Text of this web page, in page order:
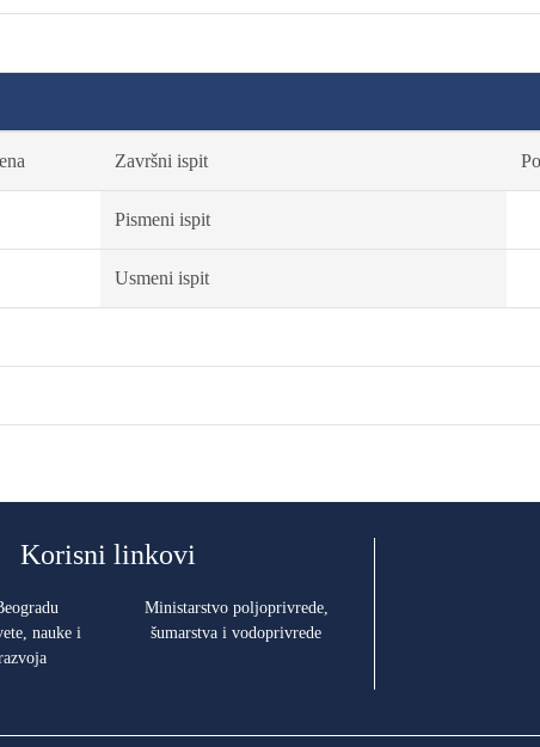
Završni ispit
Pismeni ispit
Usmeni ispit
Korisni linkovi
nauke i
Ministarstvo poljoprivrede,
šumarstva i vodoprivrede